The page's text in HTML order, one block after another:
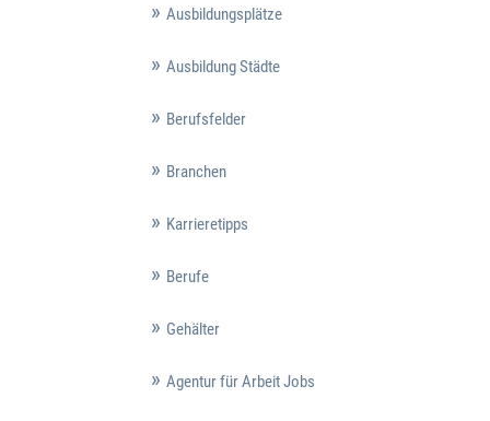
Ausbildungsplätze
Ausbildung Städte
Berufsfelder
Branchen
Karrieretipps
Berufe
Gehälter
Agentur für Arbeit Jobs